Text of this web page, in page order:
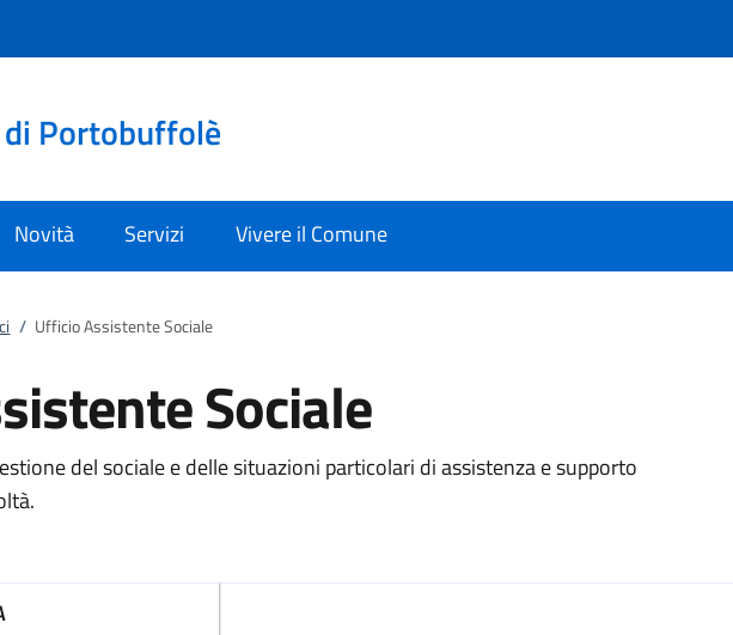
di Portobuffolè
Novità Servizi Vivere il Comune
/ Ufficio Assistente Sociale
Sociale
del sociale e delle situazioni particolari di assistenza e supporto